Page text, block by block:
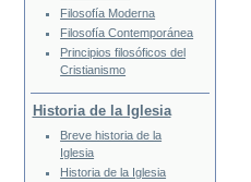
Filosofía Moderna
Filosofía Contemporánea
Principios filosóficos del
Cristianismo
Historia de la Iglesia
Breve historia de la
Iglesia
Historia de la Iglesia